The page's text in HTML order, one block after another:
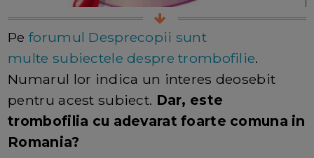
Pe forumul Desprecopii sunt
multe subiectele despre trombofilie.
Numarul lor indica un interes deosebit
pentru acest subiect. Dar, este
trombofilia cu adevarat foarte comuna in
Romania?